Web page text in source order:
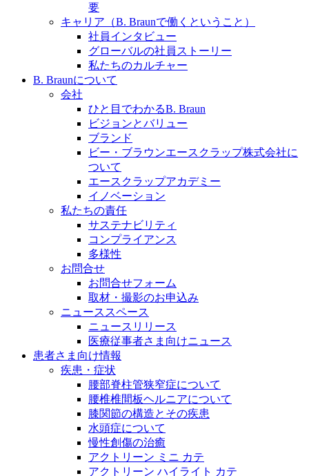
お問合せフォームより、ご質問をお送りください。
要
キャリア（B. Braunで働くということ）
社員インタビュー
グローバルの社員ストーリー
私たちのカルチャー
B. Braunについて
会社
ひと目でわかるB. Braun
ビジョンとバリュー
ブランド
ビー・ブラウンエースクラップ株式会社に
ついて
エースクラップアカデミー
イノベーション
私たちの責任
サステナビリティ
コンプライアンス
多様性
お問合せ
お問合せフォーム
取材・撮影のお申込み
ニューススペース
ニュースリリース
医療従事者さま向けニュース
患者さま向け情報
疾患・症状
腰部脊柱管狭窄症について
腰椎椎間板ヘルニアについて
膝関節の構造とその疾患
水頭症について
慢性創傷の治癒
アクトリーン ミニ カテ
アクトリーン ハイライト カテ